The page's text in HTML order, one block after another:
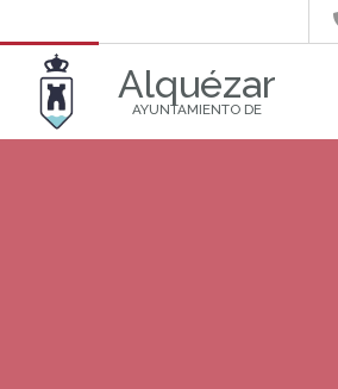
Alquézar
AYUNTAMIENTO DE